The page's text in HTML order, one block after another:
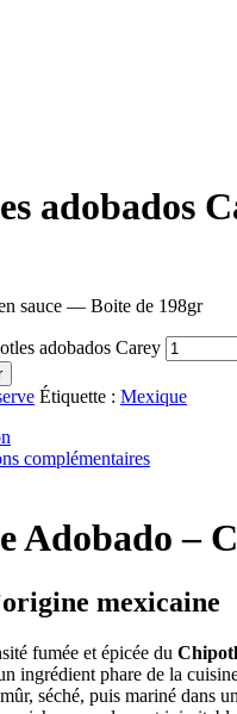
adobados
sauce — Boite de 198gr
adobados Carey
Étiquette : Mexique
complémentaires
Adobado –
mexicaine
fumée et épicée du
ingrédient phare de la
séché, puis mariné dans